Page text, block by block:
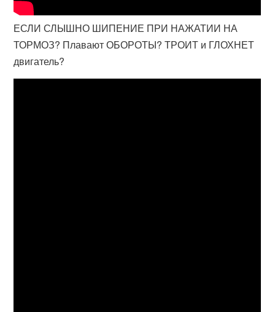
ЕСЛИ СЛЫШНО ШИПЕНИЕ ПРИ НАЖАТИИ НА
ТОРМОЗ? Плавают ОБОРОТЫ? ТРОИТ и ГЛОХНЕТ
двигатель?